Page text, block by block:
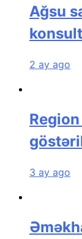
Ağsu
2 ay ago
3 ay ago